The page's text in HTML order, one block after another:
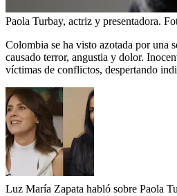
Paola Turbay, actriz y presentadora.
Colombia se ha visto azotada por una
causado terror, angustia y dolor.
víctimas de conflictos, despertando
Luz María Zapata habló sobre Paola